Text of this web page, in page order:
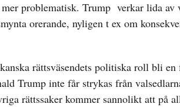
problematisk. Trump verkar lida av
orerande, nyligen t ex om
rättsväsendets politiska roll bli
Trump inte får strykas från
rättssaker kommer sannolikt att på